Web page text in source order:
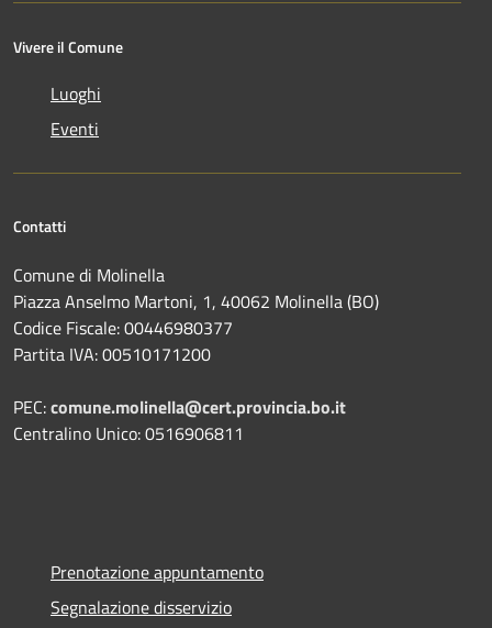
Vivere il Comune
Luoghi
Eventi
Contatti
Comune di Molinella
Piazza Anselmo Martoni, 1, 40062 Molinella (BO)
Codice Fiscale: 00446980377
Partita IVA: 00510171200
PEC:comune.molinella@cert.provincia.bo.it
Centralino Unico: 0516906811
Prenotazione appuntamento
Segnalazione disservizio